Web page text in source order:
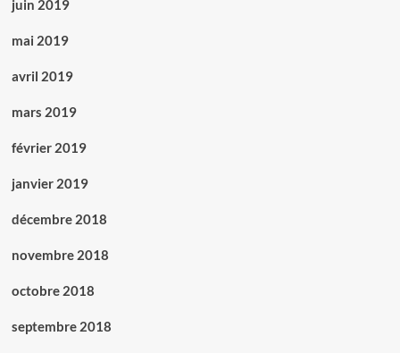
juin 2019
mai 2019
avril 2019
mars 2019
février 2019
janvier 2019
décembre 2018
novembre 2018
octobre 2018
septembre 2018